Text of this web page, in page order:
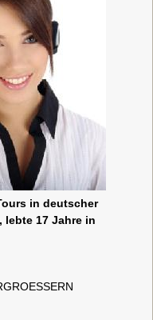
in deutscher
lebte 17 Jahre in